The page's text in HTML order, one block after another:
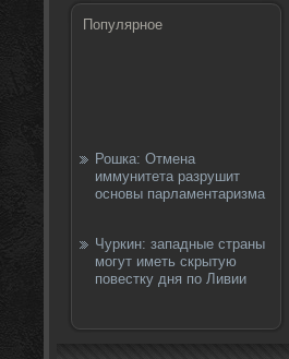
Популярное
Рошка: Отмена
иммунитета разрушит
основы парламентаризма
Чуркин: западные страны
могут иметь скрытую
повестку дня по Ливии